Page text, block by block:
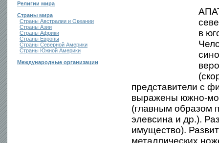
Религии мира
Страны мира
Страны Австралии и Океании
Страны Азии
Страны Африки
Страны Европы
Страны Северной Америки
Страны Южной Америки
Международные организации
в
представители с
выражены южно-
(главным образом
элевсина и др.).
имущество).
металлических